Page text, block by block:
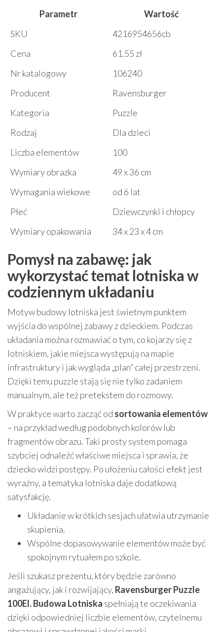
Parametr
Wartość
SKU
4216954656cb
Cena
61.55 zł
Nr katalogowy
106240
Producent
Ravensburger
Kategoria
Puzzle
Rodzaj
Dla dzieci
Liczba elementów
100
Wymiary obrazka
49 x 36 cm
Wymagania wiekowe
od 6 lat
Płeć
Dziewczynki i chłopcy
Wymiary opakowania
34 x 23 x 4 cm
Pomysł na zabawę: jak
wykorzystać temat lotniska w
codziennym układaniu
Motyw budowy lotniska jest świetnym punktem
wyjścia do wspólnej zabawy z dzieckiem. Podczas
układania można rozmawiać o tym, co kojarzy się z
lotniskiem, jakie miejsca występują na mapie
infrastruktury i jak wygląda „plan” całej przestrzeni.
Dzięki temu puzzle stają się nie tylko zadaniem
manualnym, ale też pretekstem do rozmowy.
W praktyce warto zacząć od sortowania elementów
– na przykład według podobnych kolorów lub
fragmentów obrazu. Taki prosty system pomaga
szybciej odnaleźć właściwe miejsca i sprawia, że
dziecko widzi postępy. Po ułożeniu całości efekt jest
wyraźny, a tematyka lotniska daje dodatkową
satysfakcję.
Układanie w krótkich sesjach ułatwia utrzymanie
skupienia.
Wspólne dopasowywanie elementów może być
spokojnym rytuałem po szkole.
Jeśli szukasz prezentu, który będzie zarówno
angażujący, jak i rozwijający, Ravensburger Puzzle
100El. Budowa Lotniska spełniają te oczekiwania
dzięki odpowiedniej liczbie elementów, czytelnemu